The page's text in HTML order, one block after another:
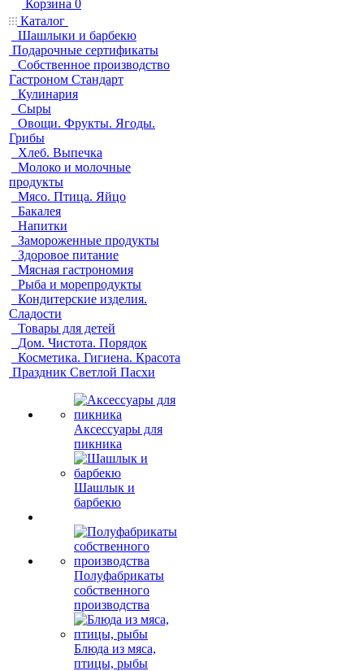
Корзина 0
Каталог
Шашлыки и барбекю
Подарочные сертификаты
Собственное производство
Гастроном Стандарт
Кулинария
Сыры
Овощи. Фрукты. Ягоды.
Грибы
Хлеб. Выпечка
Молоко и молочные
продукты
Мясо. Птица. Яйцо
Бакалея
Напитки
Замороженные продукты
Здоровое питание
Мясная гастрономия
Рыба и морепродукты
Кондитерские изделия.
Сладости
Товары для детей
Дом. Чистота. Порядок
Косметика. Гигиена. Красота
Праздник Светлой Пасхи
Аксессуары для
пикника
Шашлык и
барбекю
Полуфабрикаты
собственного
производства
Блюда из мяса,
птицы, рыбы